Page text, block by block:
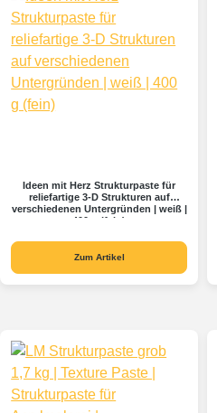
Ideen mit Herz Strukturpaste für
reliefartige 3-D Strukturen auf
verschiedenen Untergründen | weiß |
400 g (fein)
Zum Artikel